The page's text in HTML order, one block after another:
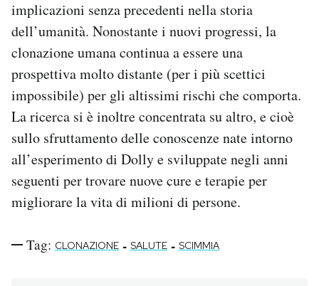
implicazioni senza precedenti nella storia
dell’umanità. Nonostante i nuovi progressi, la
clonazione umana continua a essere una
prospettiva molto distante (per i più scettici
impossibile) per gli altissimi rischi che comporta.
La ricerca si è inoltre concentrata su altro, e cioè
sullo sfruttamento delle conoscenze nate intorno
all’esperimento di Dolly e sviluppate negli anni
seguenti per trovare nuove cure e terapie per
migliorare la vita di milioni di persone.
Tag: CLONAZIONE - SALUTE - SCIMMIA